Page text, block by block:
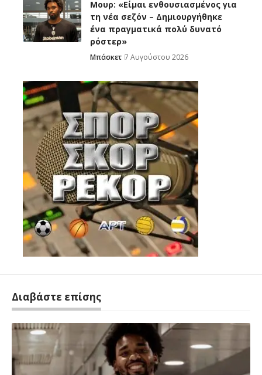
Μουρ: «Είμαι ενθουσιασμένος για
τη νέα σεζόν – Δημιουργήθηκε
ένα πραγματικά πολύ δυνατό
ρόστερ»
Μπάσκετ 7 Αυγούστου 2026
Διαβάστε επίσης